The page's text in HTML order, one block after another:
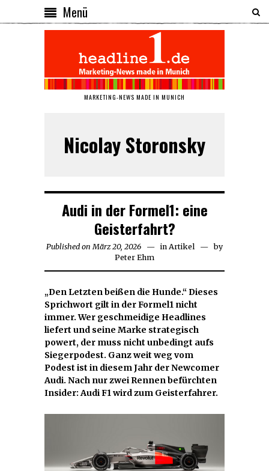
Menü
MARKETING-NEWS MADE IN MUNICH
Nicolay Storonsky
Audi in der Formel1: eine
Geisterfahrt?
Published on März 20, 2026 März
20,
2026
in Artikel
by
Peter Ehm
„Den Letzten beißen die Hunde.“ Dieses
Sprichwort gilt in der Formel1 nicht
immer. Wer geschmeidige Headlines
liefert und seine Marke strategisch
powert, der muss nicht unbedingt aufs
Siegerpodest. Ganz weit weg vom
Podest ist in diesem Jahr der Newcomer
Audi. Nach nur zwei Rennen befürchten
Insider: Audi F1 wird zum Geisterfahrer.